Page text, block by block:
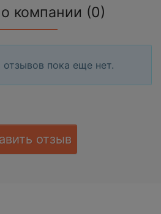
компании (0)
пока еще нет.
отзыв